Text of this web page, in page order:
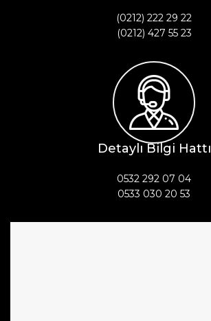
(0212) 222 29 22
(0212) 427 55 23
Detaylı Bilgi Hattı
0532 292 07 04
0533 030 20 53